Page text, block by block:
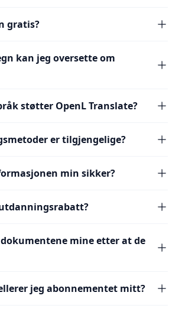
gratis?
kan jeg oversette om
støtter OpenL Translate?
er tilgjengelige?
min sikker?
mine etter at de
jeg abonnementet mitt?